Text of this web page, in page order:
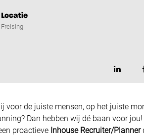
Locatie
Freising
voor de juiste mensen, op het juiste
Dan hebben wij dé baan voor
proactieve Inhouse Recruiter/Planner